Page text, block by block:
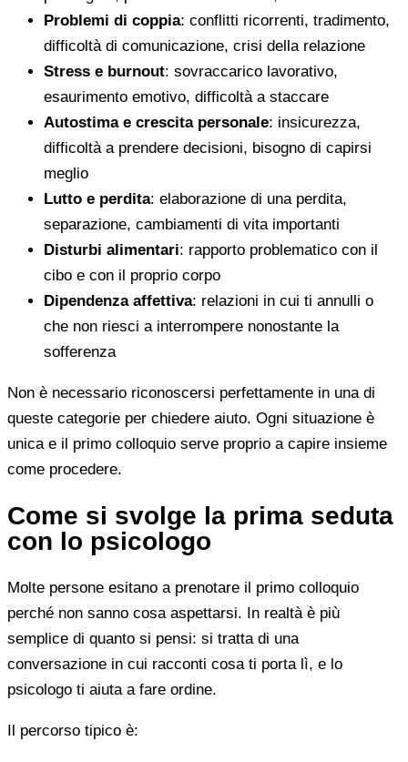
Problemi di coppia: conflitti ricorrenti, tradimento,
difficoltà di comunicazione, crisi della relazione
Stress e burnout: sovraccarico lavorativo,
esaurimento emotivo, difficoltà a staccare
Autostima e crescita personale: insicurezza,
difficoltà a prendere decisioni, bisogno di capirsi
meglio
Lutto e perdita: elaborazione di una perdita,
separazione, cambiamenti di vita importanti
Disturbi alimentari: rapporto problematico con il
cibo e con il proprio corpo
Dipendenza affettiva: relazioni in cui ti annulli o
che non riesci a interrompere nonostante la
sofferenza
Non è necessario riconoscersi perfettamente in una di
queste categorie per chiedere aiuto. Ogni situazione è
unica e il primo colloquio serve proprio a capire insieme
come procedere.
Come si svolge la prima seduta
con lo psicologo
Molte persone esitano a prenotare il primo colloquio
perché non sanno cosa aspettarsi. In realtà è più
semplice di quanto si pensi: si tratta di una
conversazione in cui racconti cosa ti porta lì, e lo
psicologo ti aiuta a fare ordine.
Il percorso tipico è: